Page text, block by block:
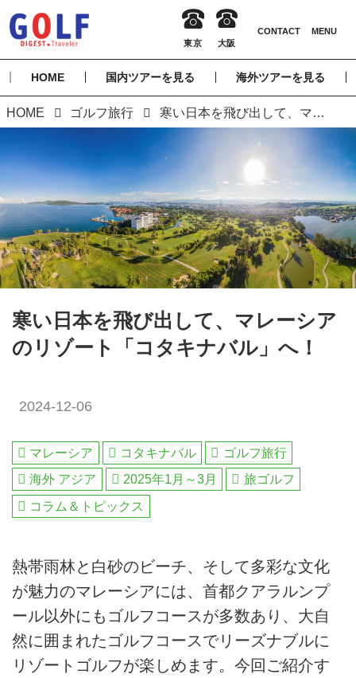
HOME 国内ツアーを見る 海外ツアーを見る
HOME ゴルフ旅行 寒い日本を飛び出して、マレーシアのリゾート「コタキナバル」へ！
寒い日本を飛び出して、マレーシア
のリゾート「コタキナバル」へ！
2024-12-06
マレーシア コタキナバル
ゴルフ旅行
海外 アジア
2025年1月～3月
旅ゴルフ
コラム＆トピックス
熱帯雨林と白砂のビーチ、そして多彩な文化
が魅力のマレーシアには、首都クアラルンプ
ール以外にもゴルフコースが多数あり、大自
然に囲まれたゴルフコースでリーズナブルに
リゾートゴルフが楽しめます。今回ご紹介す